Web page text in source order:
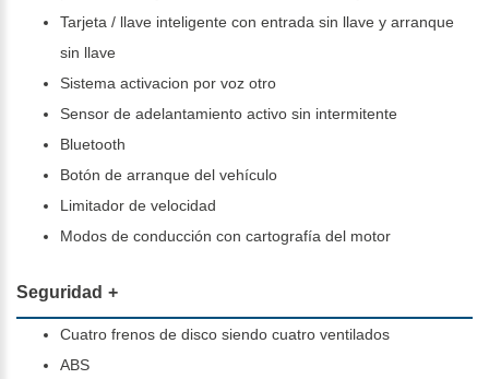
Tarjeta / llave inteligente con entrada sin llave y arranque
sin llave
Sistema activacion por voz otro
Sensor de adelantamiento activo sin intermitente
Bluetooth
Botón de arranque del vehículo
Limitador de velocidad
Modos de conducción con cartografía del motor
Seguridad
Cuatro frenos de disco siendo cuatro ventilados
ABS